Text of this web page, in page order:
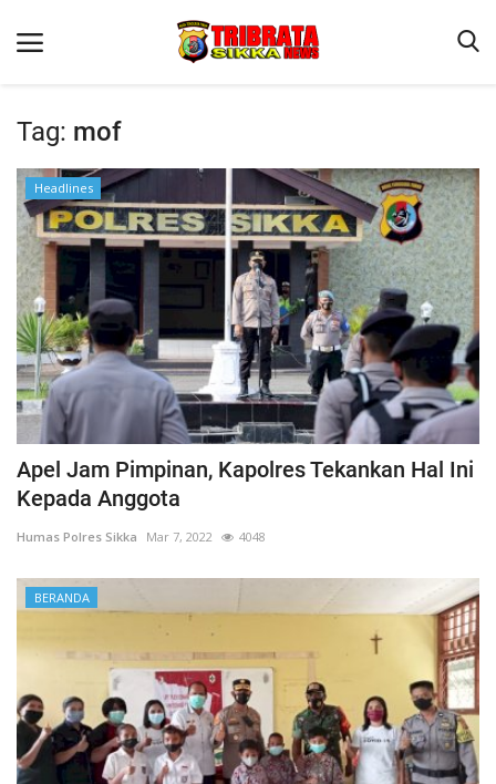
Beranda
Terms & Conditions
Reskrim
Binkam
Lantas
Polisi Kita
Giat Ops
Tag: mof
Headlines
Apel Jam Pimpinan, Kapolres Tekankan Hal Ini
Kepada Anggota
Humas Polres Sikka Mar 7, 2022 4048
BERANDA